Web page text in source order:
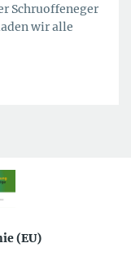
Schruoffeneger
wir alle
(EU)